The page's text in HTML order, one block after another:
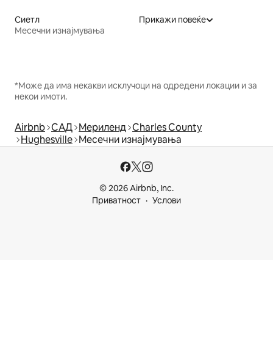
Сиетл
Месечни изнајмувања
Прикажи повеќе
*Може да има некакви исклучоци на одредени локации и за
некои имоти.
Airbnb САД Мериленд Charles County
Hughesville Месечни изнајмувања
© 2026 Airbnb, Inc.
Приватност
Услови